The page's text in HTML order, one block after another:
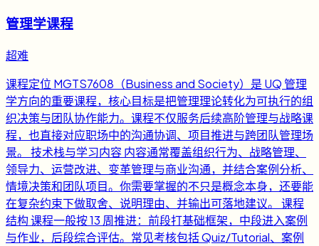
管理学课程
超难
课程定位 MGTS7608（Business and Society）是 UQ 管理
学方向的重要课程，核心目标是把管理理论转化为可执行的组
织决策与团队协作能力。课程不仅服务后续高阶管理与战略课
程，也直接对应职场中的沟通协调、项目推进与跨团队管理场
景。 技术栈与学习内容 内容通常覆盖组织行为、战略管理、
领导力、运营改进、变革管理与商业沟通，并结合案例分析、
情境决策和团队项目。你需要掌握的不只是概念本身，还要能
在复杂约束下做取舍、说明理由、并输出可落地建议。 课程
结构 课程一般按 13 周推进：前段打基础框架，中段进入案例
与作业，后段综合评估。常见考核包括 Quiz/Tutorial、案例